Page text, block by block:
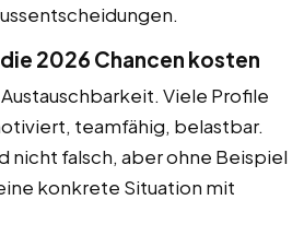
2026 Chancen kosten
Viele Profile
teamfähig, belastbar.
nicht falsch, aber ohne Beispiel
konkrete Situation mit